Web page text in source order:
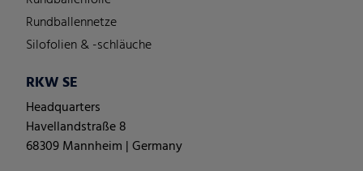
Rundballennetze
Silofolien & -schläuche
RKW SE
Headquarters
Havellandstraße 8
68309 Mannheim | Germany